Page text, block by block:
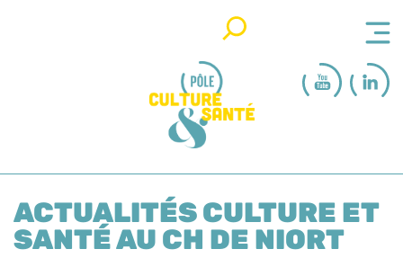
ACTUALITÉS CULTURE ET
SANTÉ AU CH DE NIORT